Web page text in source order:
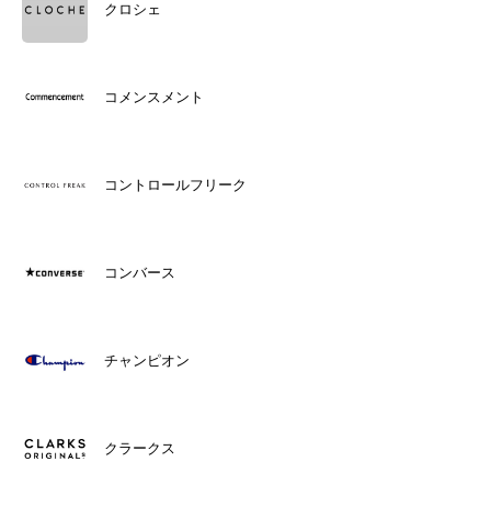
クロシェ
コメンスメント
コントロールフリーク
コンバース
チャンピオン
クラークス